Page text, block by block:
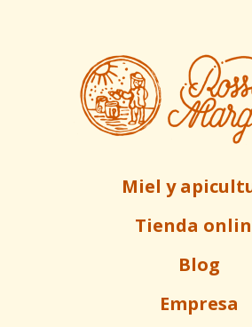
Miel y
Tienda
Blog
Empresa